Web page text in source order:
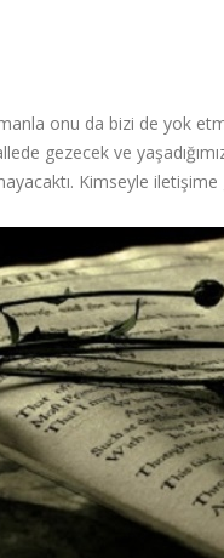
onu da bizi de yok
gezecek ve
Kimseyle